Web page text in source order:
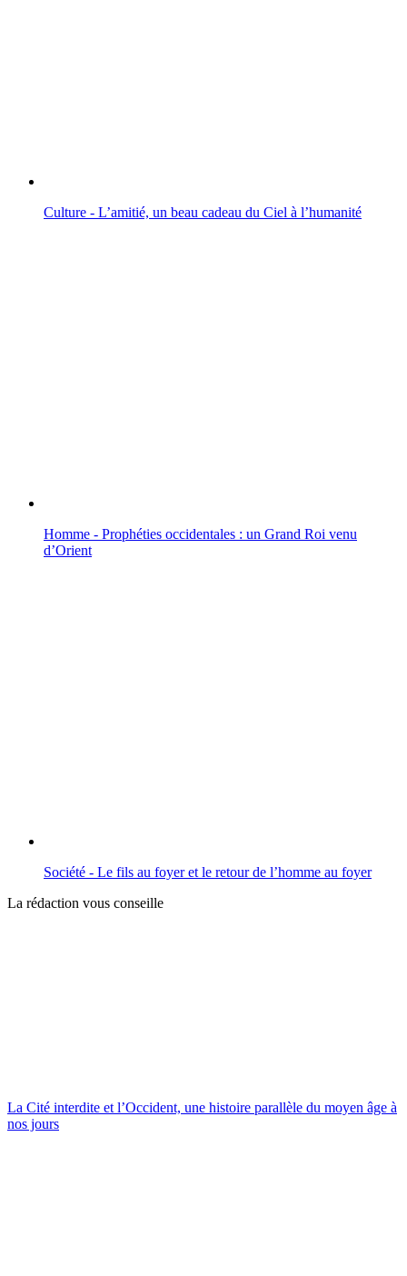
Culture - L’amitié, un beau cadeau du Ciel à l’humanité
Homme - Prophéties occidentales : un Grand Roi venu
d’Orient
Société - Le fils au foyer et le retour de l’homme au foyer
La rédaction vous conseille
La Cité interdite et l’Occident, une histoire parallèle du moyen âge à
nos jours